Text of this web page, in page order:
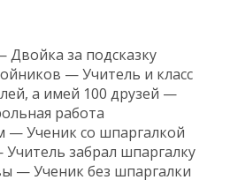
Двойка за подсказку
— Учитель и класс
а имей 100 друзей —
работа
— Ученик со шпаргалкой
забрал шпаргалку
— Ученик без шпаргалки